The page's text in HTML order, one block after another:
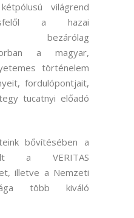
világrend
a hazai
bezárólag
a magyar,
történelem
fordulópontjait,
tucatnyi előadó
bővítésében a
a VERITAS
illetve a Nemzeti
több kiváló